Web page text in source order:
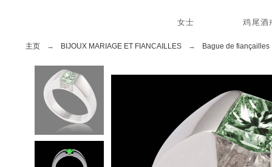
女士 鸡尾酒
主页 BIJOUX MARIAGE ET FIANCAILLES Bague de fiançailles